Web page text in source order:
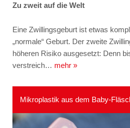
Zu zweit auf die Welt
Eine Zwillingsgeburt ist etwas
„normale“ Geburt. Der zweite
höheren Risiko ausgesetzt: Denn
verstreich… mehr »
Mikroplastik aus dem Baby-